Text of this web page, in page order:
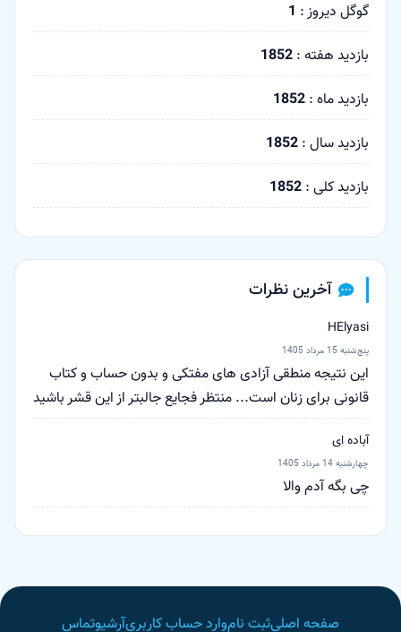
گوگل دیروز : 1
بازدید هفته :1852
بازدید ماه :1852
بازدید سال :1852
بازدید کلی :1852
آخرین نظرات
HElyasi
پنج‌شنبه 15 مرداد 1405
این نتیجه منطقی آزادی های مفتکی و بدون حساب و کتاب
قانونی برای زنان است... منتظر فجایع جالبتر از این قشر باشید
آباده ای
چهارشنبه 14 مرداد 1405
چی بگه آدم والا
صفحه اصلیثبت‌ ناموارد حساب کاربریآرشیوتماس